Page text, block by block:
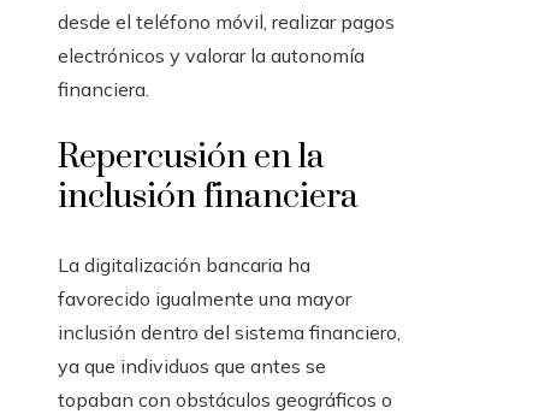
desde el teléfono móvil, realizar pagos
electrónicos y valorar la autonomía
financiera.
Repercusión en la
inclusión financiera
La digitalización bancaria ha
favorecido igualmente una mayor
inclusión dentro del sistema financiero,
ya que individuos que antes se
topaban con obstáculos geográficos o